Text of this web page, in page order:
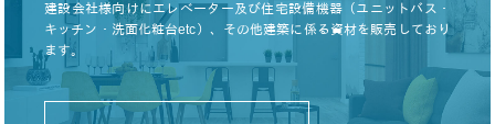
建設会社様向けにエレベーター及び住宅設備機器（ユニットバス・
キッチン・洗面化粧台etc）、その他建築に係る資材を販売しており
ます。